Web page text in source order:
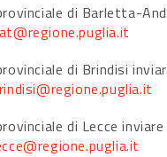
di Barletta-
di Brindisi
di Lecce